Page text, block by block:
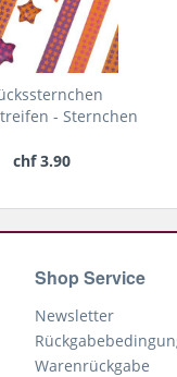
- Sternchen
chf 3.90
Shop Service
Newsletter
Warenrückgabe